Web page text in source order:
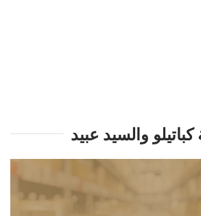
والسيد عبيد